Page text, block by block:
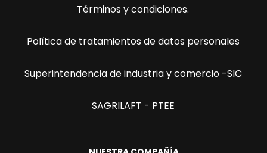
Términos y condiciones.
Política de tratamientos de datos personales
Superintendencia de industria y comercio -SIC
SAGRILAFT - PTEE